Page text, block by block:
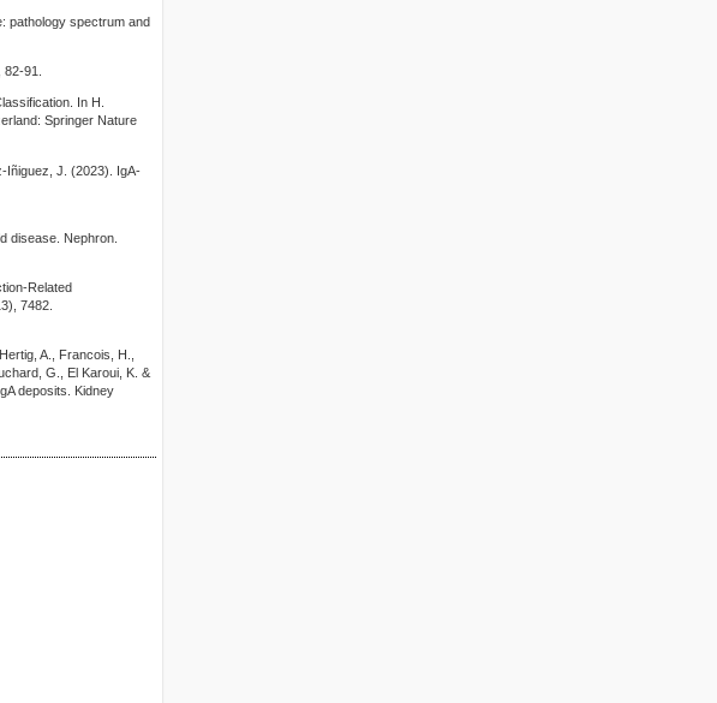
pathology spectrum and
91.
In H.
Springer Nature
Iñiguez, J. (2023). IgA-
disease. Nephron.
Related
7482.
A., Francois, H.,
G., El Karoui, K. &
deposits. Kidney